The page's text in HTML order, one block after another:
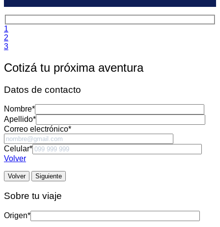
1
2
3
Cotizá tu próxima aventura
Datos de contacto
Nombre*
Apellido*
Correo electrónico*
Celular*
Volver
Volver Siguiente
Sobre tu viaje
Origen*